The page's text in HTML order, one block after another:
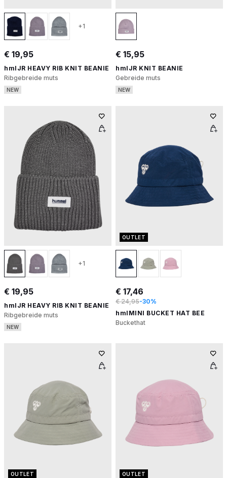
+1
€ 19,95
hmlJR HEAVY RIB KNIT BEANIE
Ribgebreide muts
NEW
€ 15,95
hmlJR KNIT BEANIE
Gebreide muts
NEW
+1
€ 19,95
hmlJR HEAVY RIB KNIT BEANIE
Ribgebreide muts
NEW
OUTLET
€ 17,46
€ 24,95-30%
hmlMINI BUCKET HAT BEE
Buckethat
OUTLET OUTLET